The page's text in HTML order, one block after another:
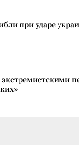
при ударе